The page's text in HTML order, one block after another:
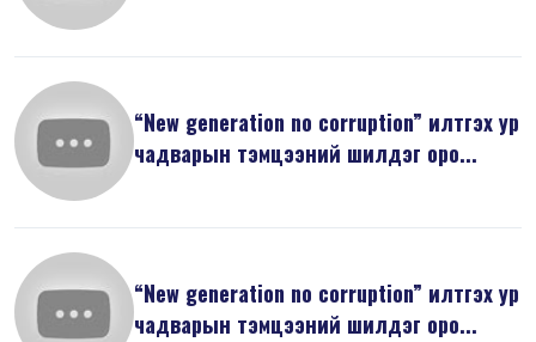
“New generation no corruption” илтгэх ур
чадварын тэмцээний шилдэг оро...
“New generation no corruption” илтгэх ур
чадварын тэмцээний шилдэг оро...